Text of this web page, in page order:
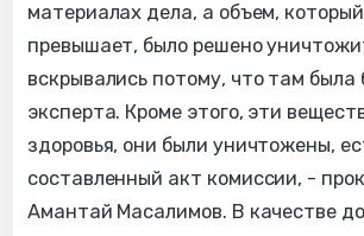
материалах дела, а объем, который
превышает, было решено
вскрывались потому, что там была
эксперта. Кроме этого, эти
здоровья, они были уничтожены,
составленный акт комиссии, -
Амантай Масалимов. В качестве